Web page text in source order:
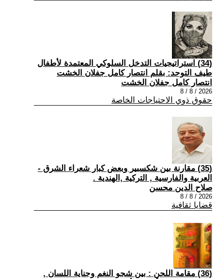
(34) استراتيجيات التدخل السلوكي المعتمدة لأطفال
طيف التوحد: بقلم انتصار كامل جفلان الخشت
انتصار كامل جفلان الخشت
2026 / 8 / 8
حقوق ذوي الاحتياجات الخاصة
(35) مقارنة بين شكسبير وبعض كبار شعراء الشرق -
العربية والفارسية , التركية ,الهندية .
صلاح الدين محسن
2026 / 8 / 8
قضايا ثقافية
(36) مقامة اللحن : بين شجو النغم وجناية اللسان ,